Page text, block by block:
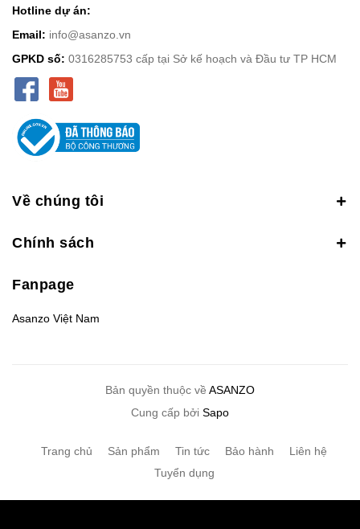
Hotline dự án:
Email: info@asanzo.vn
GPKD số: 0316285753 cấp tại Sở kế hoạch và Đầu tư TP HCM
Về chúng tôi
Chính sách
Fanpage
Asanzo Việt Nam
Bản quyền thuộc về ASANZO
Cung cấp bởi Sapo
Trang chủ Sản phẩm Tin tức Bảo hành
Liên hệ
Tuyển dụng